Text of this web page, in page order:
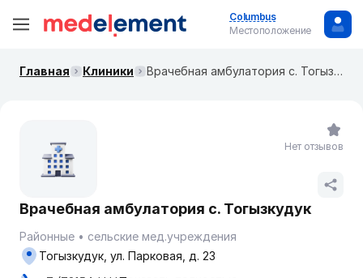
Columbus
Местоположение
Главная Клиники Врачебная амбулатория с. Тогызкудук
Врачебная амбулатория с. Тогызкудук
Районные
сельские мед.учреждения
Тогызкудук, ул. Парковая, д. 23
Нет отзывов